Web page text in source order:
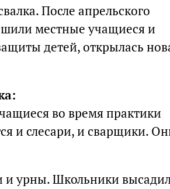
После апрельского
местные учащиеся и
детей, открылась
во время практики
и слесари, и сварщики.
и урны. Школьники